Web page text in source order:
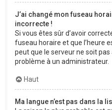
J’ai changé mon fuseau
incorrecte !
Si vous êtes sûr d’avoir
fuseau horaire et que l’heure
peut que le serveur ne soit pas
problème à un administrateur.
Haut
Ma langue n’est pas dans la